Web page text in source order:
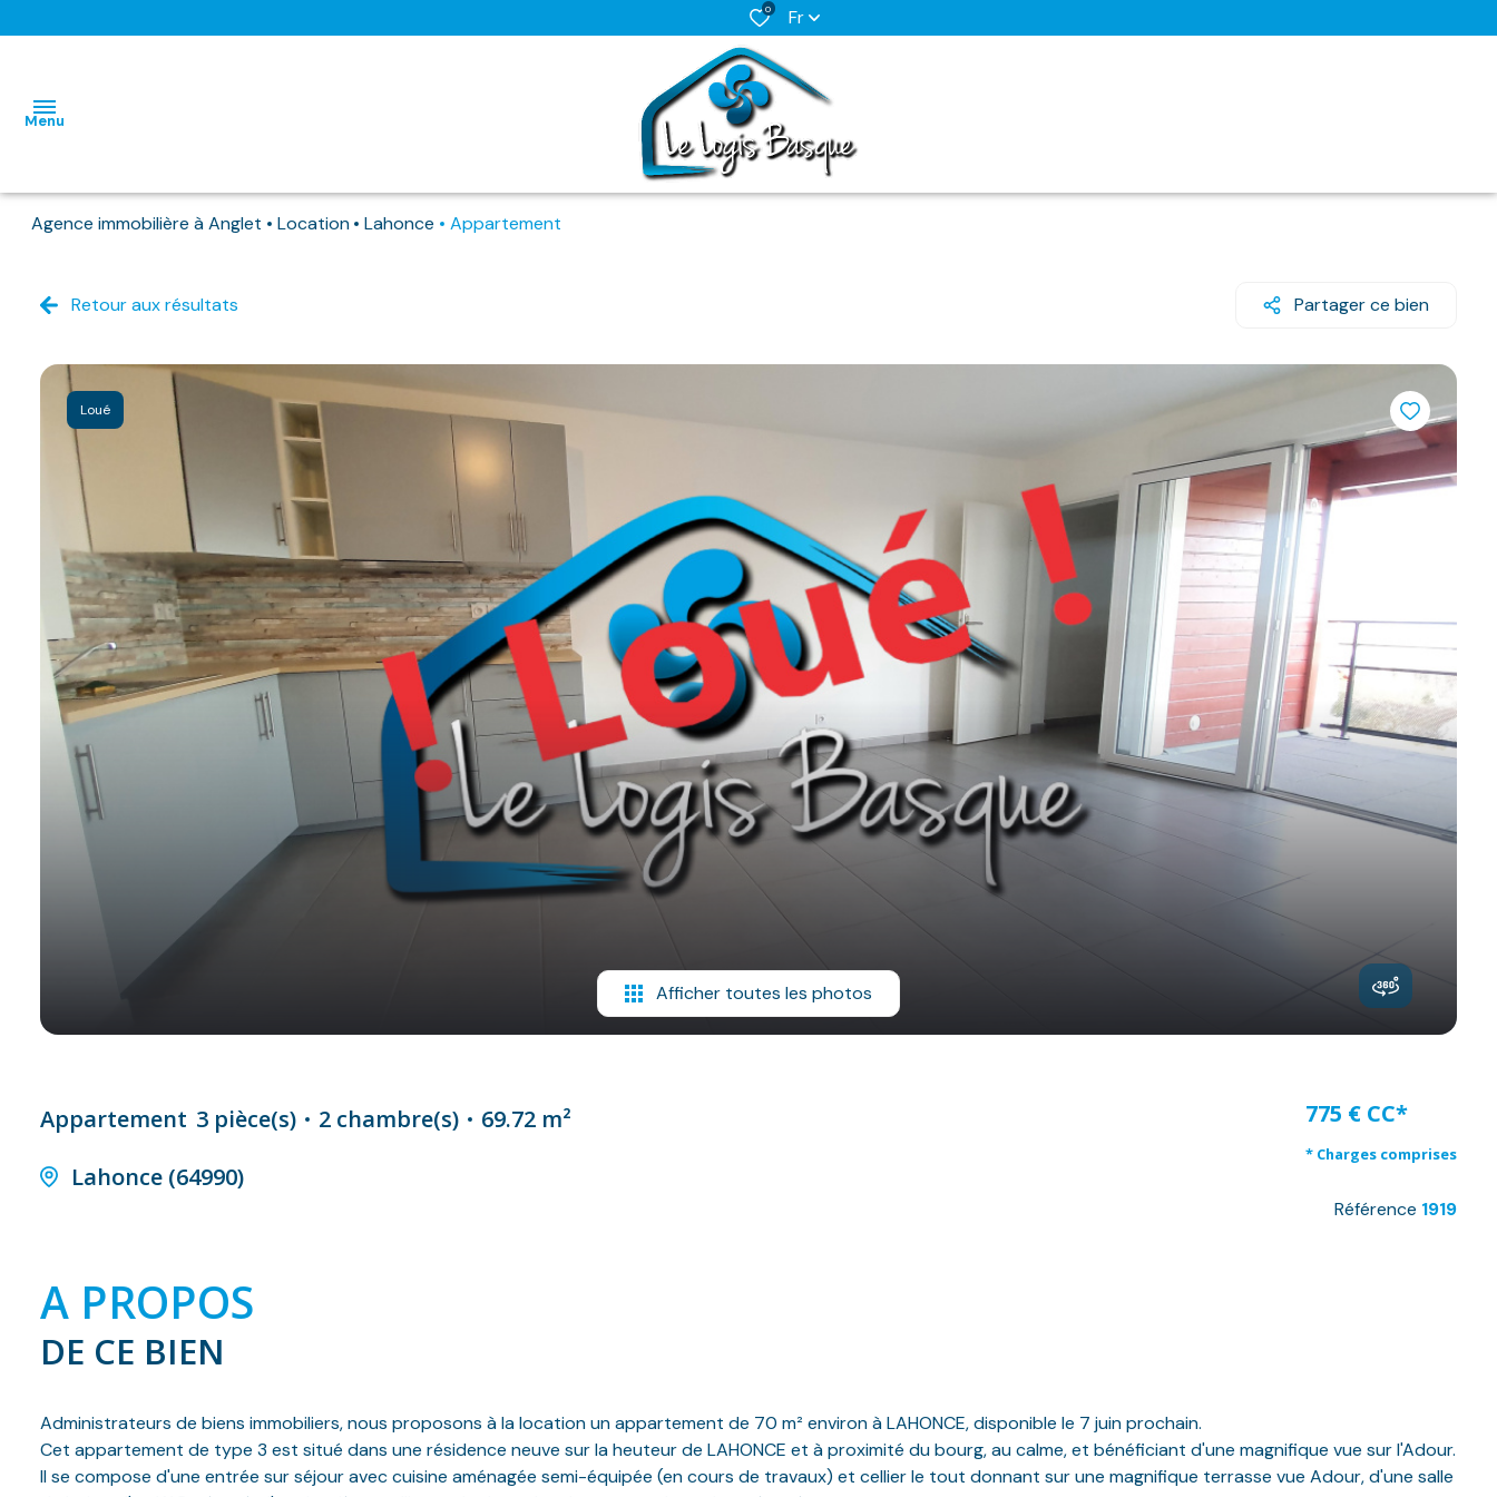
0 Fr
Menu
NOS BIENS
DISPONIBLES
HABITATIONS
IMMO
PRO
NOS
BIENS
DEJA
LOUES
HABITATIONS
IMMO
PRO
VILLES
DOSSIER DE
CANDIDATURE
NOS
PRESTATIONS
CONTACT
Agence immobilière à Anglet Location Lahonce Appartement
Retour aux résultats Partager ce bien
Loué
Afficher toutes les photos
Appartement 3 pièce(s) 2 chambre(s)
69.72 m²
Lahonce (64990)
775 € CC*
* Charges comprises
Référence 1919
A PROPOS
DE CE BIEN
Administrateurs de biens immobiliers, nous proposons à la location un appartement de 70 m² environ à LAHONCE, disponible le 7 juin prochain.
Cet appartement de type 3 est situé dans une résidence neuve sur la heuteur de LAHONCE et à proximité du bourg, au calme, et bénéficiant d'une magnifique vue sur l'Adour.
Il se compose d'une entrée sur séjour avec cuisine aménagée semi-équipée (en cours de travaux) et cellier le tout donnant sur une magnifique terrasse vue Adour, d'une salle